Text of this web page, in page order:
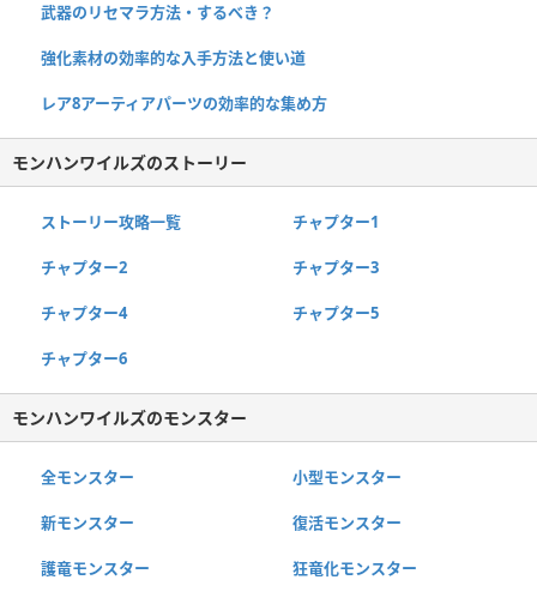
武器のリセマラ方法・するべき？
強化素材の効率的な入手方法と使い道
レア8アーティアパーツの効率的な集め方
モンハンワイルズのストーリー
ストーリー攻略一覧 チャプター1
チャプター2 チャプター3
チャプター4 チャプター5
チャプター6
モンハンワイルズのモンスター
全モンスター 小型モンスター
新モンスター 復活モンスター
護竜モンスター 狂竜化モンスター